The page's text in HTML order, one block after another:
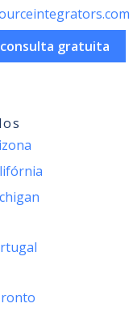
gratuita